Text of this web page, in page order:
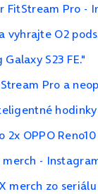
FitStream Pro -
O2
S23 FE."
Pro a
OPPO Reno10
-
merch zo